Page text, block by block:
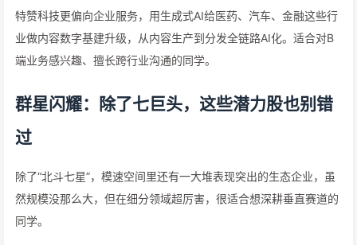
特赞科技更偏向企业服务，用生成式AI给医药、汽车、金融这些行
业做内容数字基建升级，从内容生产到分发全链路AI化。适合对B
端业务感兴趣、擅长跨行业沟通的同学。
群星闪耀：除了七巨头，这些潜力股也别错
过
除了“北斗七星”，模速空间里还有一大堆表现突出的生态企业，虽
然规模没那么大，但在细分领域超厉害，很适合想深耕垂直赛道的
同学。